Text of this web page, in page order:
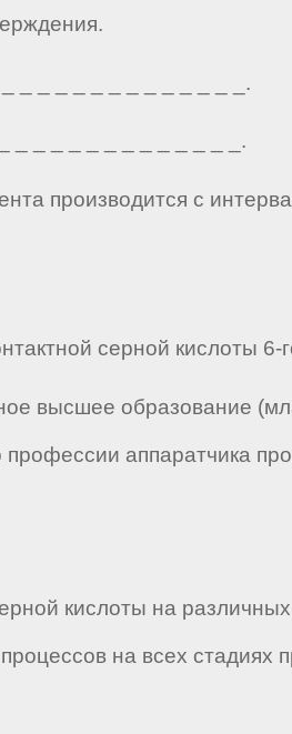
_ _ _ _ _ _ _ _ _ _ _ _ _.
_ _ _ _ _ _ _ _ _ _ _ _ _.
производится с
серной кислоты 6-
высшее образование
аппаратчика
кислоты на
на всех стадиях